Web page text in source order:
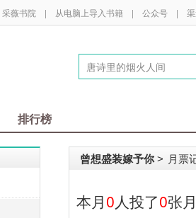
采薇书院 | 从电脑上导入书籍 | 公众号 |
排行榜
曾想盛装嫁予你 > 月票
本月0人投了0张